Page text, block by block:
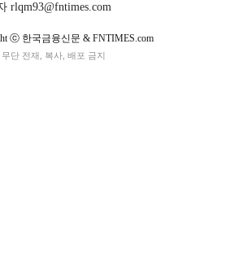
rlqm93@fntimes.com
ⓒ 한국금융신문 & FNTIMES.com
단 전재, 복사, 배포 금지